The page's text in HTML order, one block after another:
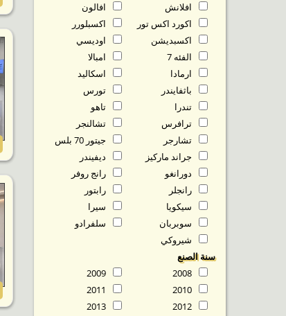
افلانش
افالون
اكورد اكس تور
اكسبلورر
اكسبديشن
اوديسي
الفئه 7
امبالا
ارمادا
اسكاليد
باثفايندر
تورس
تندرا
تاهو
ترافرس
تشالنجر
تشارجر
جيتور 70 بلس
جراند ماركيز
ديفيندر
دورانغو
رانج روفر
رانجلر
رابتور
سيكويا
سيرا
سوبربان
سلفرادو
شيروكي
سنة الصنع